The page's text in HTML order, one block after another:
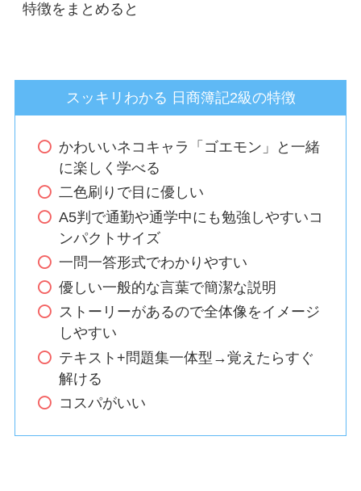
特徴をまとめると
スッキリわかる 日商簿記2級の特徴
かわいいネコキャラ「ゴエモン」と一緒
に楽しく学べる
二色刷りで目に優しい
A5判で通勤や通学中にも勉強しやすいコ
ンパクトサイズ
一問一答形式でわかりやすい
優しい一般的な言葉で簡潔な説明
ストーリーがあるので全体像をイメージ
しやすい
テキスト+問題集一体型→覚えたらすぐ
解ける
コスパがいい